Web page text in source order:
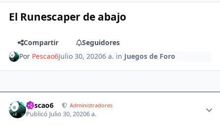
El Runescaper de abajo
Compartir
Seguidores
Por Pescao6Julio 30, 20206 a. in Juegos de Foro
Pescao6 Administradores
Publicó Julio 30, 20206 a.